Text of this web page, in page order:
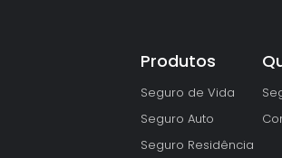
Produtos
Seguro de Vida
Seguro Auto
Seguro Residência